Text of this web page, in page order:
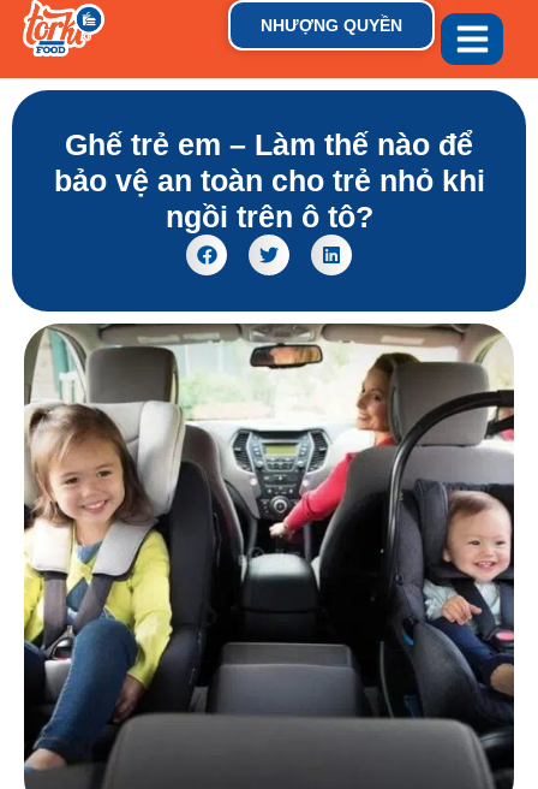
NHƯỢNG QUYỀN
Ghế trẻ em – Làm thế nào để
bảo vệ an toàn cho trẻ nhỏ khi
ngồi trên ô tô?